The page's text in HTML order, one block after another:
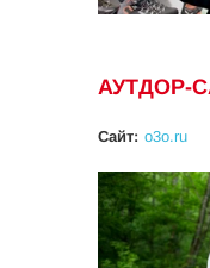
АУТДОР-
Сайт: o3o.ru